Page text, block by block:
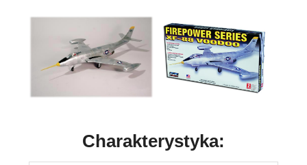
Charakterystyka: